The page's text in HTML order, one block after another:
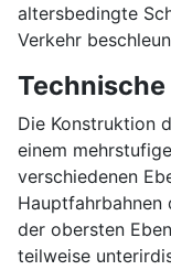
altersbedingte
Verkehr
Technische
Die Konstruktion
einem
verschiedenen
der obersten
teilweise